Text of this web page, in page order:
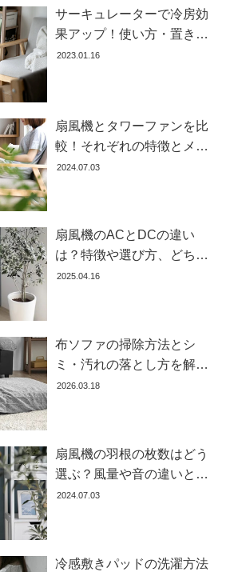
サーキュレーターで冷房効
果アップ！使い方・置き場
所・風向きを徹底解説
2023.01.16
扇風機とタワーファンを比
較！それぞれの特徴とメリ
ット・デメリットを解説し
2024.07.03
扇風機のACとDCの違い
は？特徴や選び方、どちら
が良いかを徹底解説【おす
2025.04.16
布ソファの掃除方法とシ
ミ・汚れの落とし方を解説
【自分でできる】
2026.03.18
扇風機の羽根の枚数はどう
選ぶ？風量や音の違いとお
すすめ商品7選
2024.07.03
冷感敷きパッドの洗濯方法